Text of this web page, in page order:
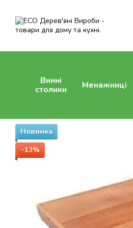
Винні
столики
Менажниці
Новинка
−13%